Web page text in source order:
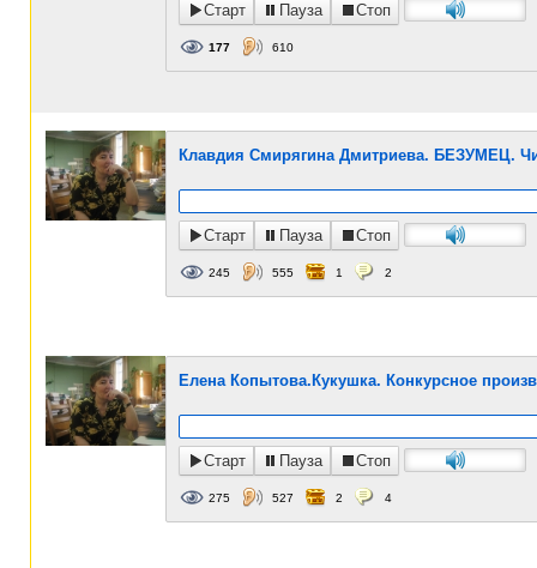
Старт Пауза Стоп
177 610
Клавдия Смирягина Дмитриева. БЕЗУМЕЦ.
Старт Пауза Стоп
245 555 1 2
Елена Копытова.Кукушка. Конкурсное
Старт Пауза Стоп
275 527 2 4